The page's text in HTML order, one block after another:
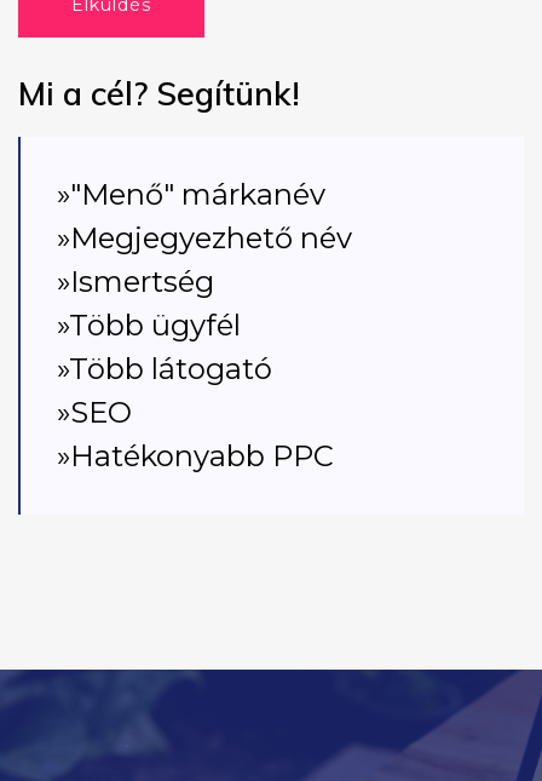
Elküldés
Mi a cél? Segítünk!
»"Menő" márkanév
»Megjegyezhető név
»Ismertség
»Több ügyfél
»Több látogató
»SEO
»Hatékonyabb PPC